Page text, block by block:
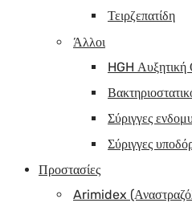
Τειρζεπατίδη
Άλλοι
HGH
Σύριγγες
Σύριγγες
Προστασίες
Arimidex